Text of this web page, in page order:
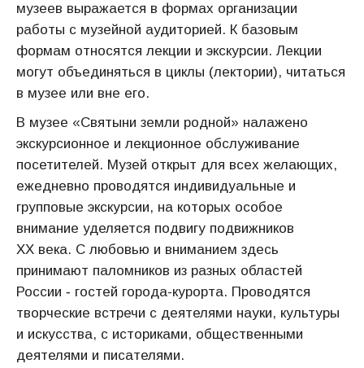
музеев выражается в формах организации
работы с музейной аудиторией. К базовым
формам относятся лекции и экскурсии. Лекции
могут объединяться в циклы (лектории), читаться
в музее или вне его.
В музее «Святыни земли родной» налажено
экскурсионное и лекционное обслуживание
посетителей. Музей открыт для всех желающих,
ежедневно проводятся индивидуальные и
групповые экскурсии, на которых особое
внимание уделяется подвигу подвижников
ХХ века. С любовью и вниманием здесь
принимают паломников из разных областей
России ‑ гостей города-курорта. Проводятся
творческие встречи с деятелями науки, культуры
и искусства, с историками, общественными
деятелями и писателями.